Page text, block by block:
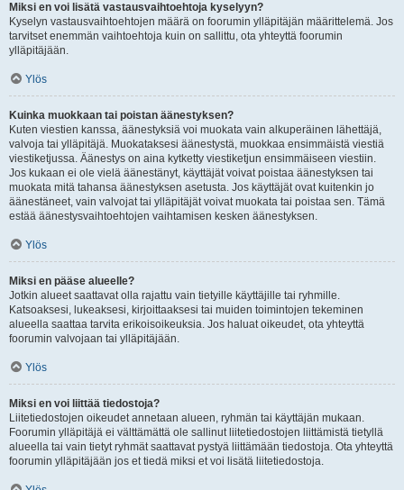
Miksi en voi lisätä vastausvaihtoehtoja kyselyyn?
Kyselyn vastausvaihtoehtojen määrä on foorumin ylläpitäjän määrittelemä. Jos
tarvitset enemmän vaihtoehtoja kuin on sallittu, ota yhteyttä foorumin
ylläpitäjään.
Ylös
Kuinka muokkaan tai poistan äänestyksen?
Kuten viestien kanssa, äänestyksiä voi muokata vain alkuperäinen lähettäjä,
valvoja tai ylläpitäjä. Muokataksesi äänestystä, muokkaa ensimmäistä viestiä
viestiketjussa. Äänestys on aina kytketty viestiketjun ensimmäiseen viestiin.
Jos kukaan ei ole vielä äänestänyt, käyttäjät voivat poistaa äänestyksen tai
muokata mitä tahansa äänestyksen asetusta. Jos käyttäjät ovat kuitenkin jo
äänestäneet, vain valvojat tai ylläpitäjät voivat muokata tai poistaa sen. Tämä
estää äänestysvaihtoehtojen vaihtamisen kesken äänestyksen.
Ylös
Miksi en pääse alueelle?
Jotkin alueet saattavat olla rajattu vain tietyille käyttäjille tai ryhmille.
Katsoaksesi, lukeaksesi, kirjoittaaksesi tai muiden toimintojen tekeminen
alueella saattaa tarvita erikoisoikeuksia. Jos haluat oikeudet, ota yhteyttä
foorumin valvojaan tai ylläpitäjään.
Ylös
Miksi en voi liittää tiedostoja?
Liitetiedostojen oikeudet annetaan alueen, ryhmän tai käyttäjän mukaan.
Foorumin ylläpitäjä ei välttämättä ole sallinut liitetiedostojen liittämistä tietyllä
alueella tai vain tietyt ryhmät saattavat pystyä liittämään tiedostoja. Ota yhteyttä
foorumin ylläpitäjään jos et tiedä miksi et voi lisätä liitetiedostoja.